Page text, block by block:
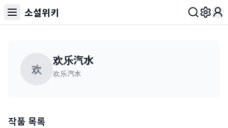
소설위키
欢
欢乐汽水
欢乐汽水
작품 목록